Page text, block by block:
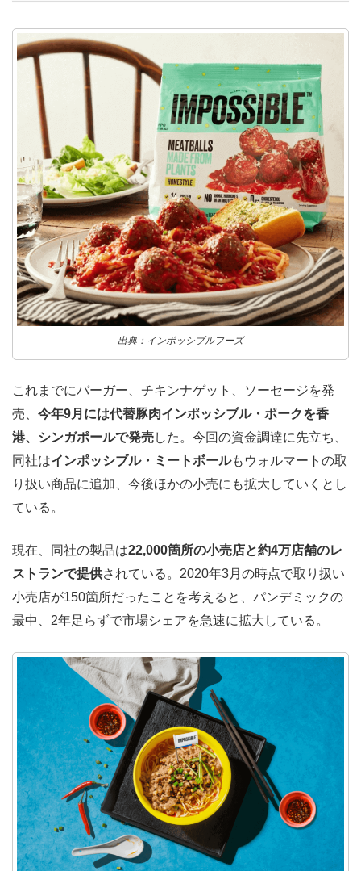
出典：インポッシブルフーズ
これまでにバーガー、チキンナゲット、ソーセージを発
売、 今年9月には代替豚肉インポッシブル・ポークを香
港、シンガポールで発売した。今回の資金調達に先立ち、
同社はインポッシブル・ミートボールもウォルマートの取
り扱い商品に追加、今後ほかの小売にも拡大していくとし
ている。
現在、同社の製品は22,000箇所の小売店と約4万店舗のレ
ストランで提供されている。2020年3月の時点で取り扱い
小売店が150箇所だったことを考えると、パンデミックの
最中、2年足らずで市場シェアを急速に拡大している。